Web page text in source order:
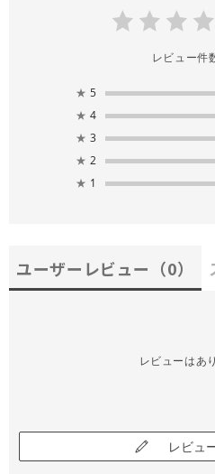
レビュー件
★ 5
★ 4
★ 3
★ 2
★ 1
ユーザーレビュー （0）
レビューはあ
レビュ